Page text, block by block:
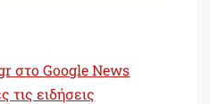
στο Google News
τις ειδήσεις